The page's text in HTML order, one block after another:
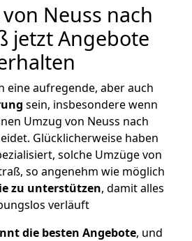
Neuss nach
jetzt Angebote
eine aufregende, aber auch
sein, insbesondere wenn
Umzug von Neuss nach
Glücklicherweise haben
solche Umzüge von
so angenehm wie möglich
zu unterstützen, damit alles
verläuft
die besten Angebote, und